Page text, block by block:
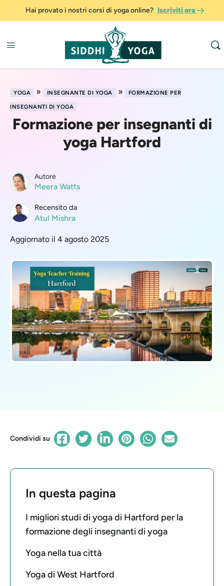
Hai provato i nostri corsi di yoga online? Iscriviti ora
YOGA » INSEGNANTE DI YOGA »
FORMAZIONE PER
INSEGNANTI DI YOGA
Formazione per insegnanti di
yoga Hartford
Autore
Meera Watts
Recensito da
Atul Mishra
Aggiornato il 4 agosto 2025
Condividi su
In questa pagina
I migliori studi di yoga di Hartford per la
formazione degli insegnanti di yoga
Yoga nella tua città
Yoga di West Hartford